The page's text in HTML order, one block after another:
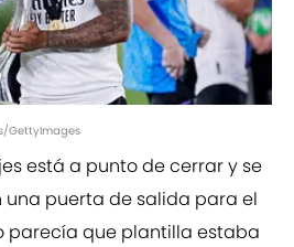
GettyImages
está a punto de cerrar y se
puerta de salida para el
parecía que plantilla estaba